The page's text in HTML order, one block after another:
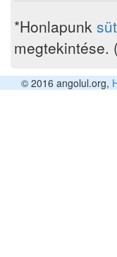
*Honlapunk
megtekintése.
© 2016 angolul.org,